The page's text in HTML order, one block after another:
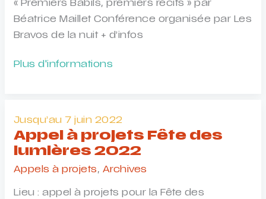
« Premiers Babils, premiers récits » par
Béatrice Maillet Conférence organisée par Les
Bravos de la nuit + d’infos
Conférence
culturel
du
jeune
enfant
Plus d'informations
Jusqu’au 7 juin 2022
Appel à projets Fête des
lumières 2022
Appels à projets , Archives
Lieu : appel à projets pour la Fête des